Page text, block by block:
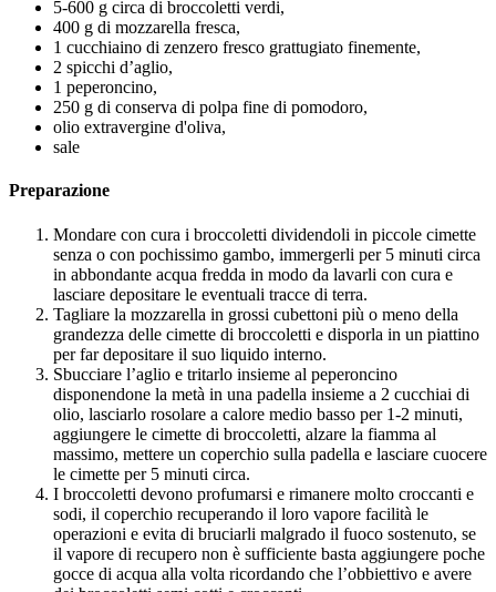
5-600 g circa di broccoletti verdi,
400 g di mozzarella fresca,
1 cucchiaino di zenzero fresco grattugiato finemente,
2 spicchi d’aglio,
1 peperoncino,
250 g di conserva di polpa fine di pomodoro,
olio extravergine d'oliva,
sale
Preparazione
Mondare con cura i broccoletti dividendoli in piccole cimette
senza o con pochissimo gambo, immergerli per 5 minuti circa
in abbondante acqua fredda in modo da lavarli con cura e
lasciare depositare le eventuali tracce di terra.
Tagliare la mozzarella in grossi cubettoni più o meno della
grandezza delle cimette di broccoletti e disporla in un piattino
per far depositare il suo liquido interno.
Sbucciare l’aglio e tritarlo insieme al peperoncino
disponendone la metà in una padella insieme a 2 cucchiai di
olio, lasciarlo rosolare a calore medio basso per 1-2 minuti,
aggiungere le cimette di broccoletti, alzare la fiamma al
massimo, mettere un coperchio sulla padella e lasciare cuocere
le cimette per 5 minuti circa.
I broccoletti devono profumarsi e rimanere molto croccanti e
sodi, il coperchio recuperando il loro vapore facilità le
operazioni e evita di bruciarli malgrado il fuoco sostenuto, se
il vapore di recupero non è sufficiente basta aggiungere poche
gocce di acqua alla volta ricordando che l’obbiettivo e avere